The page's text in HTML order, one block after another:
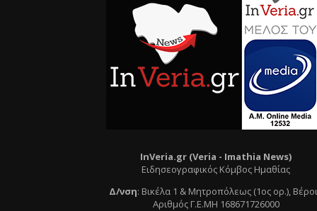
InVeria.gr (Veria - Ιmathia News)
Ειδησεογραφικός Κόμβος Ημαθίας
Δ/νση: Βικέλα 1 & Μητροπόλεως (1ος ορ.),
Αριθμός Γ.Ε.ΜΗ 168671726000